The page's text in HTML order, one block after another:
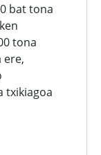
bat tona
tona
ere,
txikiagoa